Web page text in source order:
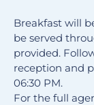
Breakfast will
be served
provided.
reception and
06:30 PM.
For the full